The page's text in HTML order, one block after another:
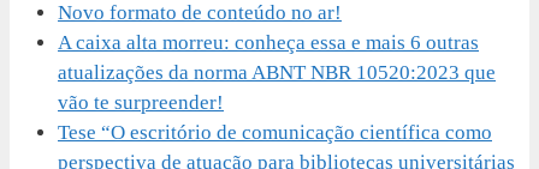
Novo formato de conteúdo no ar!
A caixa alta morreu: conheça essa e mais 6 outras
atualizações da norma ABNT NBR 10520:2023 que
vão te surpreender!
Tese “O escritório de comunicação científica como
perspectiva de atuação para bibliotecas universitárias